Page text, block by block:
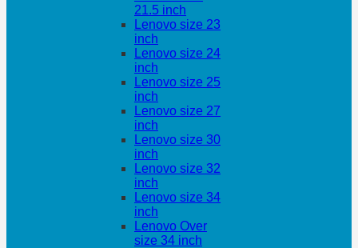
21.5 inch
Lenovo size 23
inch
Lenovo size 24
inch
Lenovo size 25
inch
Lenovo size 27
inch
Lenovo size 30
inch
Lenovo size 32
inch
Lenovo size 34
inch
Lenovo Over
size 34 inch